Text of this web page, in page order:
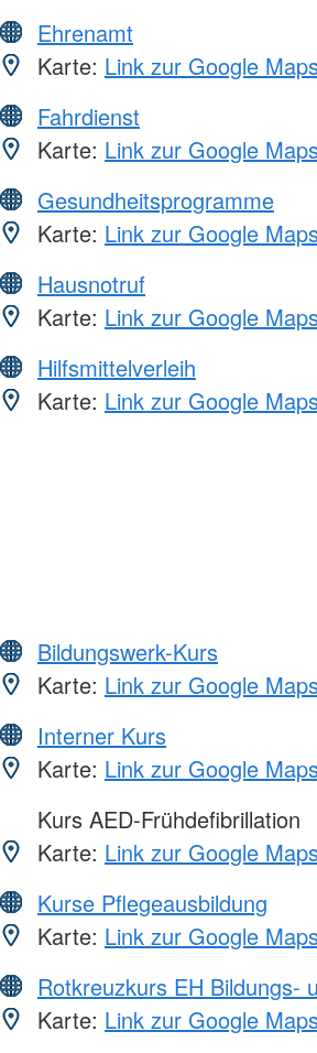
Ehrenamt
Karte: Link zur Google
Fahrdienst
Karte: Link zur Google
Gesundheitsprogramme
Karte: Link zur Google
Hausnotruf
Karte: Link zur Google
Hilfsmittelverleih
Karte: Link zur Google
Bildungswerk-Kurs
Karte: Link zur Google
Interner Kurs
Karte: Link zur Google
Kurs AED-Frühdefibrillation
Karte: Link zur Google
Kurse Pflegeausbildung
Karte: Link zur Google
Rotkreuzkurs EH Bildungs-
Karte: Link zur Google